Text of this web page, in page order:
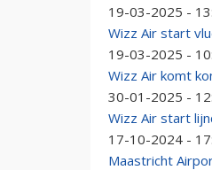
19-03-2025 -
Wizz Air start
19-03-2025 -
Wizz Air komt
30-01-2025 -
Wizz Air start
17-10-2024 -
Maastricht